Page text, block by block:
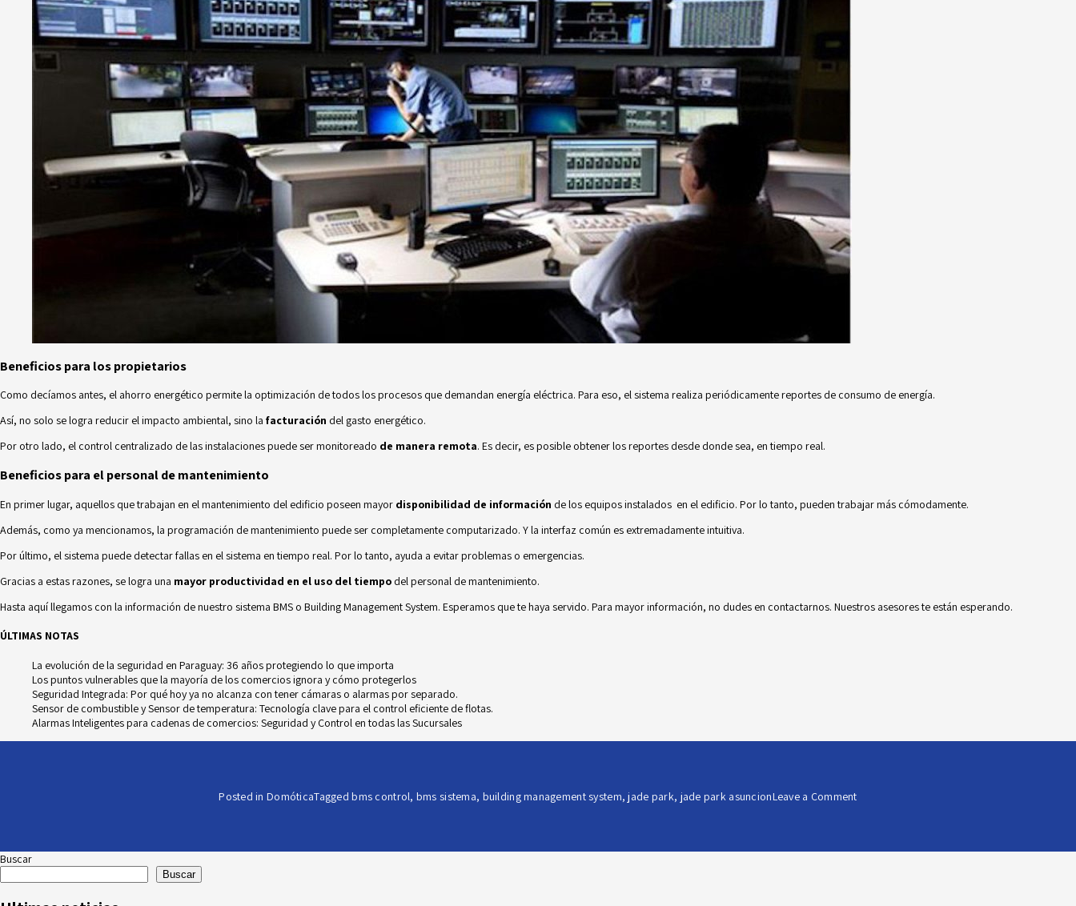
Beneficios para los propietarios
Como decíamos antes, el ahorro energético permite la optimización de todos los procesos que demandan energía eléctrica. Para eso, el sistema realiza periódicamente reportes de consumo de energía.
Así, no solo se logra reducir el impacto ambiental, sino la facturación del gasto energético.
Por otro lado, el control centralizado de las instalaciones puede ser monitoreado de manera remota. Es decir, es posible obtener los reportes desde donde sea, en tiempo real.
Beneficios para el personal de mantenimiento
En primer lugar, aquellos que trabajan en el mantenimiento del edificio poseen mayor disponibilidad de información de los equipos instalados en el edificio. Por lo tanto, pueden trabajar más cómodamente.
Además, como ya mencionamos, la programación de mantenimiento puede ser completamente computarizado. Y la interfaz común es extremadamente intuitiva.
Por último, el sistema puede detectar fallas en el sistema en tiempo real. Por lo tanto, ayuda a evitar problemas o emergencias.
Gracias a estas razones, se logra una mayor productividad en el uso del tiempo del personal de mantenimiento.
Hasta aquí llegamos con la información de nuestro sistema BMS o Building Management System. Esperamos que te haya servido. Para mayor información, no dudes en contactarnos. Nuestros asesores te están esperando.
ÚLTIMAS NOTAS
La evolución de la seguridad en Paraguay: 36 años protegiendo lo que importa
Los puntos vulnerables que la mayoría de los comercios ignora y cómo protegerlos
Seguridad Integrada: Por qué hoy ya no alcanza con tener cámaras o alarmas por separado.
Sensor de combustible y Sensor de temperatura: Tecnología clave para el control eficiente de flotas.
Alarmas Inteligentes para cadenas de comercios: Seguridad y Control en todas las Sucursales
Posted inDomóticaTaggedbms control, bms sistema, building management system,jade park, jade park asuncionLeave a Commenton
de
Buscar
Buscar